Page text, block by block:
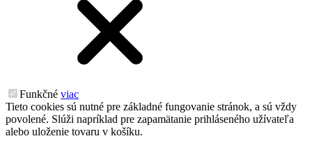
Funkčné viac
Tieto cookies sú nutné pre základné fungovanie stránok, a sú vždy
povolené. Slúži napríklad pre zapamätanie prihláseného užívateľa
alebo uloženie tovaru v košíku.